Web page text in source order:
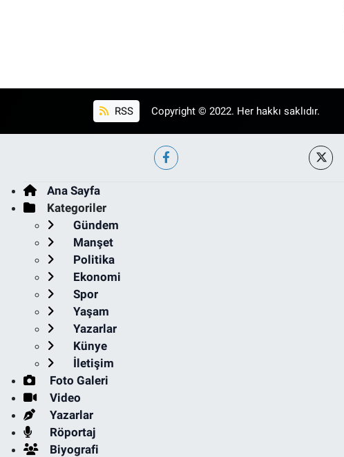
RSS Copyright © 2022. Her hakkı saklıdır.
Ana Sayfa
Kategoriler
Gündem
Manşet
Politika
Ekonomi
Spor
Yaşam
Yazarlar
Künye
İletişim
Foto Galeri
Video
Yazarlar
Röportaj
Biyografi